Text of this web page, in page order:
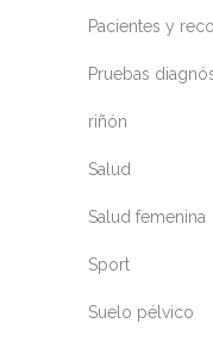
Pacientes y
Pruebas
riñón
Salud
Salud femenina
Sport
Suelo pélvico